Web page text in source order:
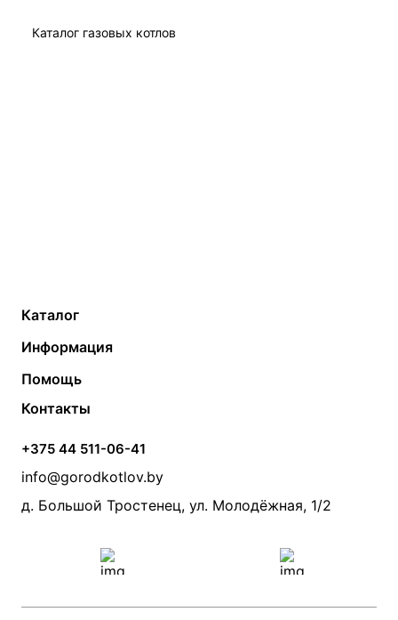
Каталог газовых котлов
Каталог
Твердотопливные котлы
Электрические котлы
Банные печи
Камины и печи
Теплый пол
Радиаторы
Насосы
Дымоходы
Информация
Контакты
Статьи
Акции
Производители
Помощь
Монтаж систем отопления
Прайс по монтажу систем отопления
Проект систем отопления
Контакты
+375 44 511-06-41
info@gorodkotlov.by
д. Большой Тростенец, ул. Молодёжная, 1/2